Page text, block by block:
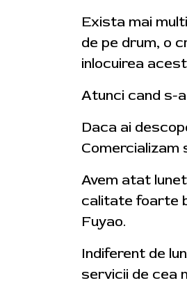
Exista mai
de pe drum, o
inlocuirea
Atunci cand s-
Daca ai
Comercializam
Avem atat
calitate foarte
Fuyao.
Indiferent de
servicii de cea